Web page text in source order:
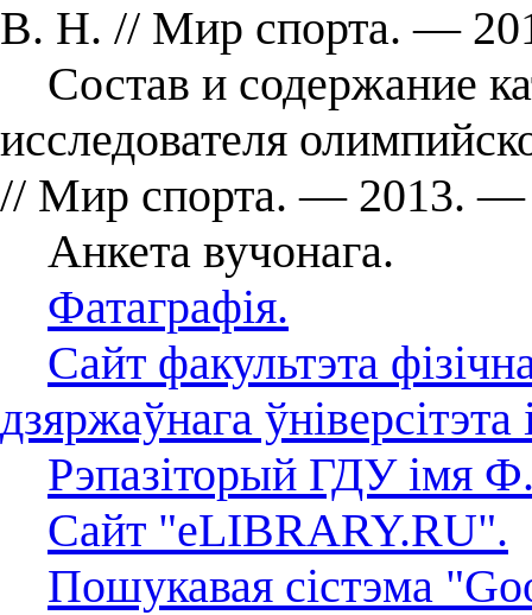
В. Н. // Мир спорта. —
Состав и содержание
исследователя
// Мир спорта. — 2013.
Анкета вучонага.
Фатаграфія.
Сайт факультэта
дзяржаўнага
Рэпазіторый ГДУ імя
Сайт "eLIBRARY.RU".
Пошукавая сістэма